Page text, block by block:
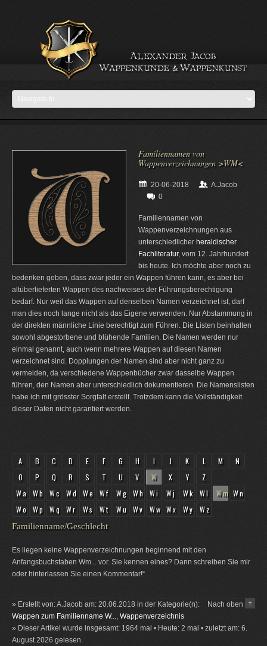
Familiennamen von
Wappenverzeichnungen >WM<
20-06-2018
A.Jacob
0
Familiennamen von
Wappenverzeichnungen aus
unterschiedlicher heraldischer
Fachliteratur, vom 12. Jahrhundert
bis heute. Ich möchte aber noch zu
bedenken geben, dass zwar jeder ein Wappen führen kann, es aber bei
altüberlieferten Wappen des nachweises der Führungsberechtigung
bedarf. Nur weil das Wappen auf denselben Namen verzeichnet ist, darf
man dies noch lange nicht als das Eigene verwenden. Nur Abstammung in
der direkten männliche Linie berechtigt zum Führen. Die Listen beinhalten
sowohl abgestorbene und blühende Familien. Die Namen werden nur
einmal genannt, auch wenn mehrere Wappen auf diesen Namen
verzeichnet sind. Dopplungen der Namen sind aber nicht ganz zu
vermeiden, da verschiedene Wappenbücher zwar dasselbe Wappen
führen, den Namen aber unterschiedlich dokumentieren. Die Namenslisten
habe ich mit grösster Sorgfalt erstellt. Trotzdem kann die Vollständigkeit
dieser Daten nicht garantiert werden.
A B C D E F G H I J K L M
N
O
P Q R S T U V W X Y
Z
Wa Wb Wc Wd We Wf Wg Wh Wi Wj Wk Wl Wm Wn
Wo Wp Wq Wr Ws Wt Wu Wv Ww Wx Wy Wz
Familienname/Geschlecht
Es liegen keine Wappenverzeichnungen beginnend mit den
Anfangsbuchstaben Wm... vor. Sie kennen eines? Dann schreiben Sie mir
oder hinterlassen Sie einen Kommentar!“
Nach oben
» Erstellt von: A.Jacob am: 20.06.2018 in der Kategorie(n):
Wappen zum Familienname W..., Wappenverzeichnis
» Dieser Artikel wurde insgesamt: 1964 mal • Heute: 2 mal • zuletzt am: 6.
August 2026 gelesen.